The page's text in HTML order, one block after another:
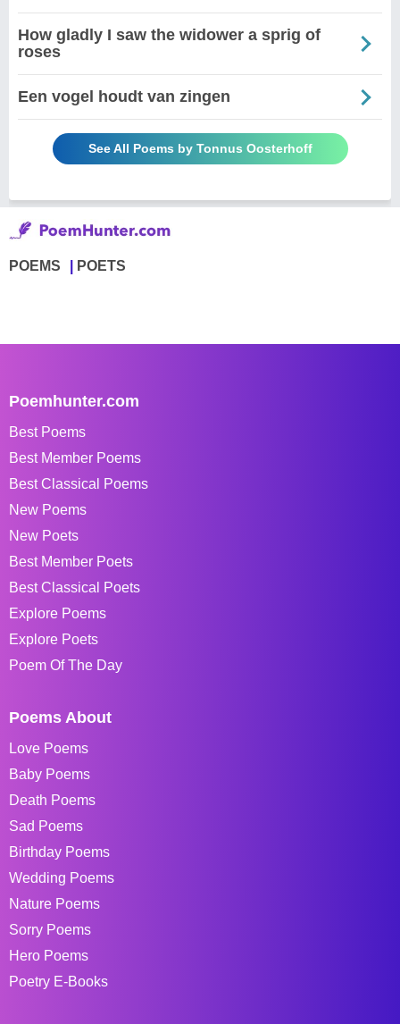
How gladly I saw the widower a sprig of
roses
Een vogel houdt van zingen
See All Poems by Tonnus Oosterhoff
POEMS POETS
Poemhunter.com
Best Poems
Best Member Poems
Best Classical Poems
New Poems
New Poets
Best Member Poets
Best Classical Poets
Explore Poems
Explore Poets
Poem Of The Day
Poems About
Love Poems
Baby Poems
Death Poems
Sad Poems
Birthday Poems
Wedding Poems
Nature Poems
Sorry Poems
Hero Poems
Poetry E-Books